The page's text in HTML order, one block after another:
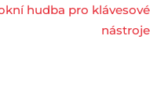
hudba pro klávesové
nástroje